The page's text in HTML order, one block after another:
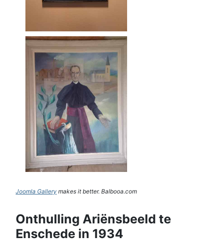
Joomla Gallery makes it better. Balbooa.com
Onthulling Ariënsbeeld te
Enschede in 1934